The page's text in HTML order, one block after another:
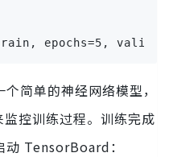
epochs=5,
简单的神经网络模型，
控训练过程。训练完成
TensorBoard：